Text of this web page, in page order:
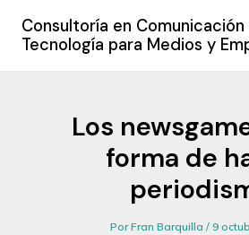
contenido
Consultoría en Comunicación
Tecnología para Medios y
Los
forma de
PorFran Barquilla / 9